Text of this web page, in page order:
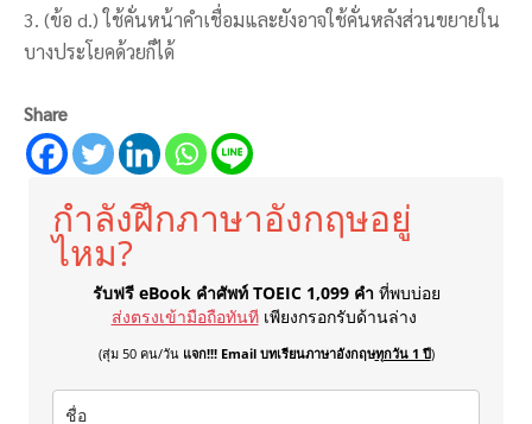
3. (ข้อ d.) ใช้คั่นหน้าคำเชื่อมและยังอาจใช้คั่นหลังส่วนขยายใน
บางประโยคด้วยก็ได้
Share
กำลังฝึกภาษาอังกฤษอยู่
ไหม?
รับฟรี eBook คำศัพท์ TOEIC 1,099 คำ ที่พบบ่อย
ส่งตรงเข้ามือถือทันที เพียงกรอกรับด้านล่าง
(สุ่ม 50 คน/วัน แจก!!! Email บทเรียนภาษาอังกฤษทุกวัน 1 ปี)